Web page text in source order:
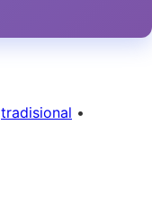
tradisional •